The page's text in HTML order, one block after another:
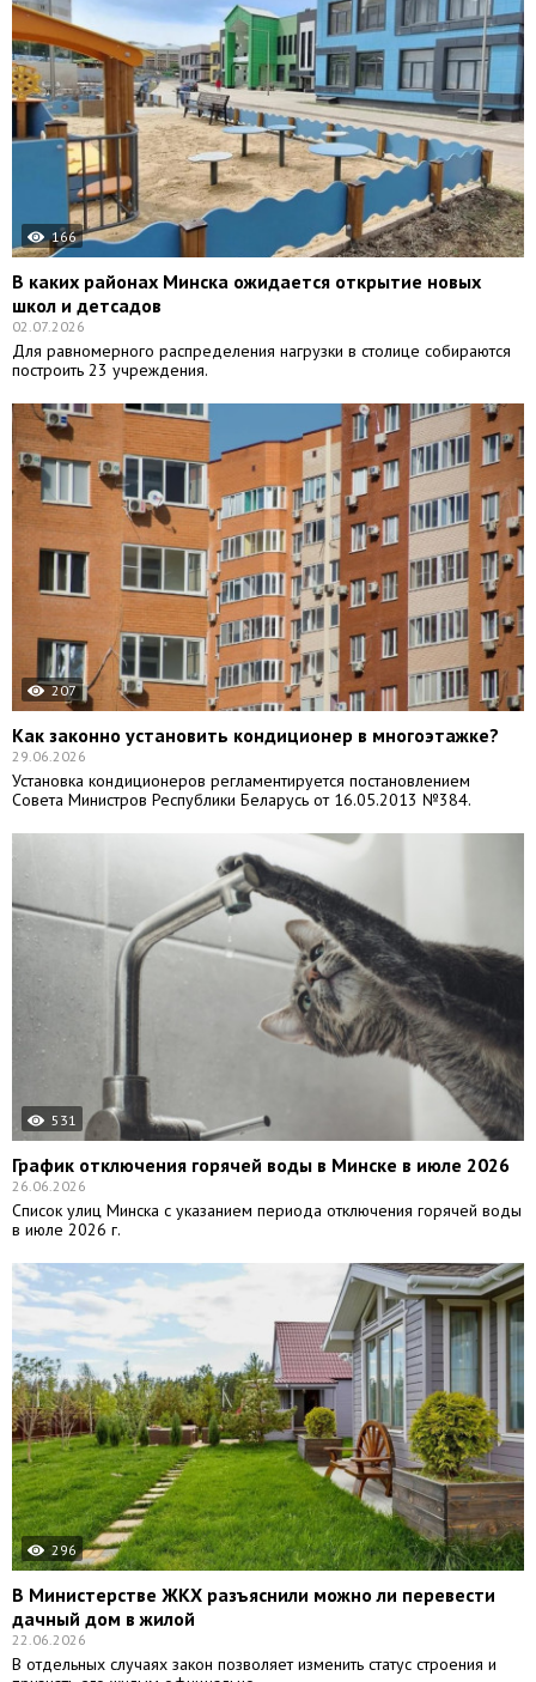
166
В каких районах Минска ожидается открытие новых
школ и детсадов
02.07.2026
Для равномерного распределения нагрузки в столице собираются
построить 23 учреждения.
207
Как законно установить кондиционер в многоэтажке?
29.06.2026
Установка кондиционеров регламентируется постановлением
Совета Министров Республики Беларусь от 16.05.2013 №384.
531
График отключения горячей воды в Минске в июле 2026
26.06.2026
Список улиц Минска с указанием периода отключения горячей воды
в июле 2026 г.
296
В Министерстве ЖКХ разъяснили можно ли перевести
дачный дом в жилой
22.06.2026
В отдельных случаях закон позволяет изменить статус строения и